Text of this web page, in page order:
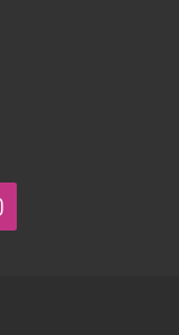
Instagram